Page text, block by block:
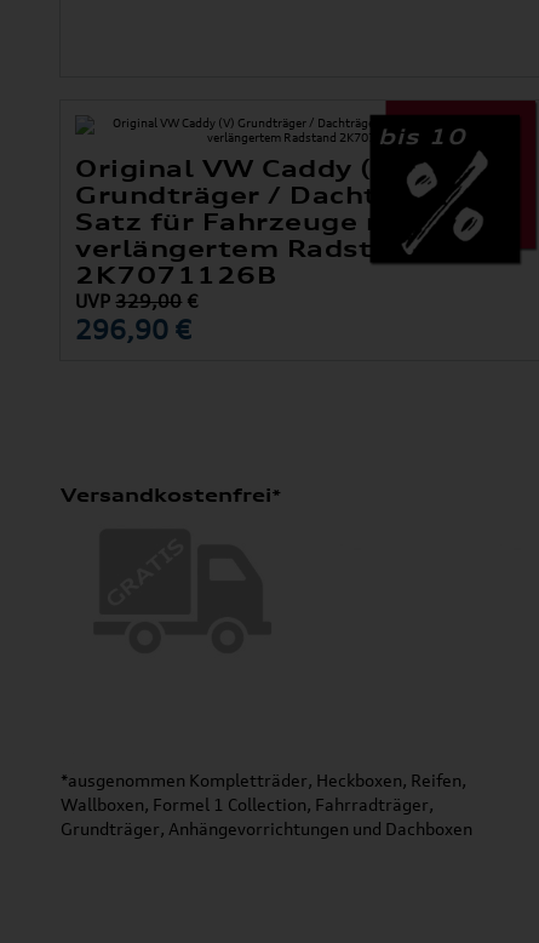
bis 10
Original VW Caddy (V)
Grundträger / Dachträger
Satz für Fahrzeuge mit
verlängertem Radstand
2K7071126B
UVP329,00 €
296,90 €
Versandkostenfrei*
*ausgenommen Kompletträder, Heckboxen, Reifen,
Wallboxen, Formel 1 Collection, Fahrradträger,
Grundträger, Anhängevorrichtungen und Dachboxen